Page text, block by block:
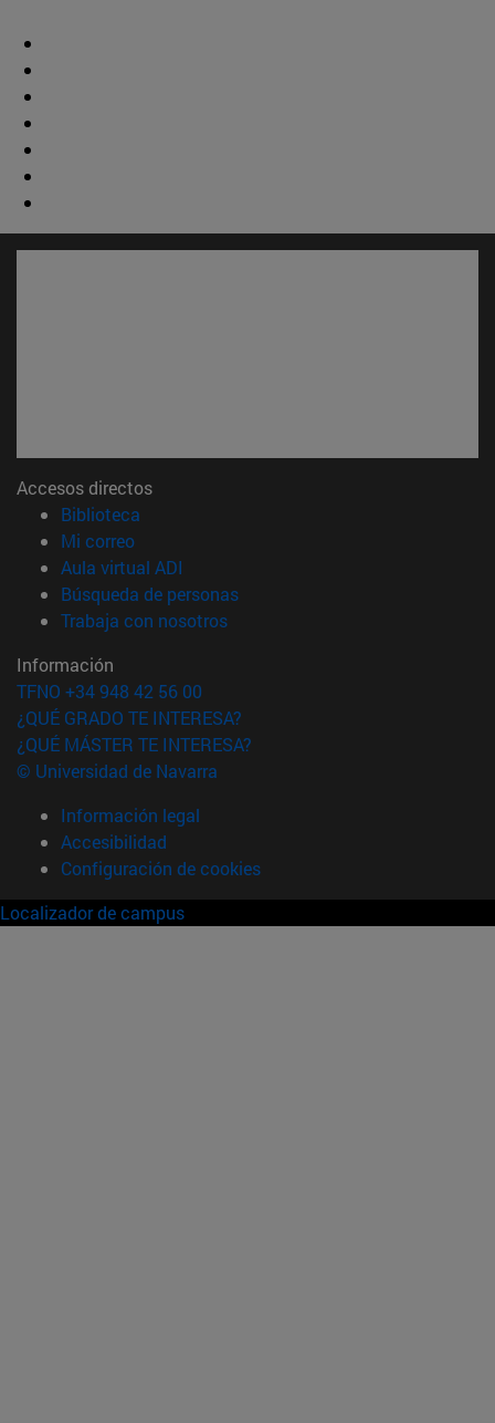
Accesos directos
Biblioteca
Mi correo(abre en nueva ventana)
Aula virtual ADI
Búsqueda de personas(abre en nueva ventana)
Trabaja con nosotros(abre en nueva ventana)
Información
TFNO +34 948 42 56 00
¿QUÉ GRADO TE INTERESA?
¿QUÉ MÁSTER TE INTERESA?
© Universidad de Navarra
Información legal
Accesibilidad
Configuración de cookies
Localizador de campus